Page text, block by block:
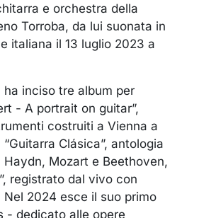
e orchestra della
Torroba, da lui suonata in
italiana il 13 luglio 2023 a
ha inciso tre album per
- A portrait on guitar”,
costruiti a Vienna a
Clásica”, antologia
Mozart e Beethoven,
registrato dal vivo con
Nel 2024 esce il suo primo
- dedicato alle opere